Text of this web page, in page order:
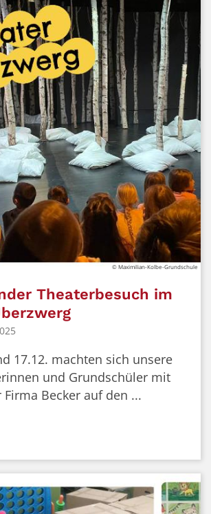
© Maximilian-Kolbe-Grundschule
Theaterbesuch im
17.12. machten sich unsere
und Grundschüler mit
Becker auf den ...